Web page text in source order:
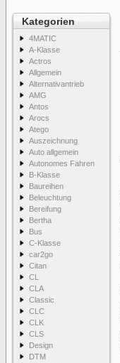
Kategorien
4MATIC
A-Klasse
Actros
Allgemein
Alternativantrieb
AMG
Antos
Arocs
Atego
Auszeichnung
Auto allgemein
Autonomes Fahren
B-Klasse
Baureihen
Beleuchtung
Bereifung
Bertha
Bus
C-Klasse
car2go
Citan
CL
CLA
Classic
CLC
CLK
CLS
Design
DTM